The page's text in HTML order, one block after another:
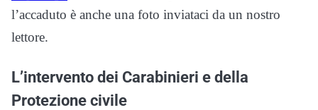
l’accaduto è anche una foto inviataci da un nostro
lettore.
L’intervento dei Carabinieri e della
Protezione civile